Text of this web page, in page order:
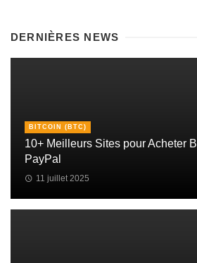
DERNIÈRES NEWS
BITCOIN (BTC)
10+ Meilleurs Sites pour Acheter
PayPal
11 juillet 2025